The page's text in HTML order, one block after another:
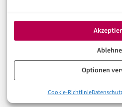
Optionen
Cookie-Richtlinie
Datenschutzerklärung (EU)
Cookie-Richtlinie (EU)
Made with AI and care in Eberswalde.